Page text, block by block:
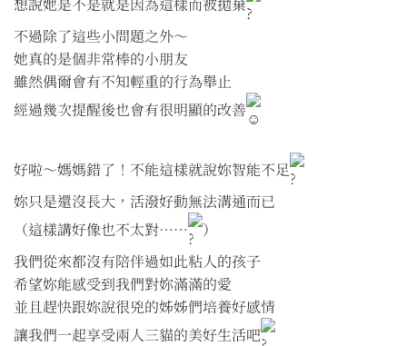
不過除了這些小問題之外～
她真的是個非常棒的小朋友
雖然偶爾會有不知輕重的行為舉止
經過幾次提醒後也會有很明顯的改善
好啦～媽媽錯了！不能這樣就說妳智能不足
妳只是還沒長大，活潑好動無法溝通而已
（這樣講好像也不太對⋯⋯
）
我們從來都沒有陪伴過如此粘人的孩子
希望妳能感受到我們對妳滿滿的愛
並且趕快跟妳說很兇的姊姊們培養好感情
讓我們一起享受兩人三貓的美好生活吧